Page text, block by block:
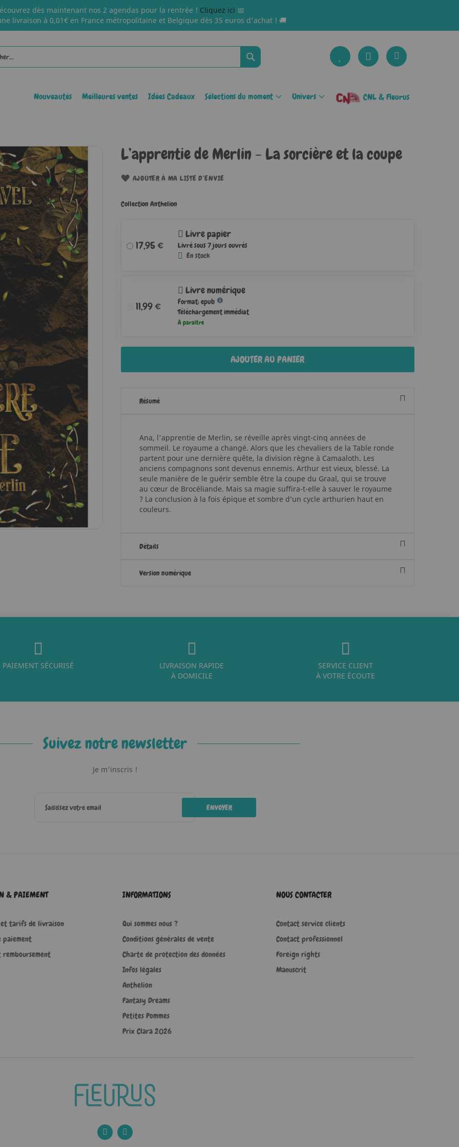
dès maintenant nos 2 agendas pour la rentrée ! Cliquez ici 📅
livraison à 0,01€ en France métropolitaine et Belgique dès 35 euros d'achat ! 🚚
Rechercher
Nouveautés Meilleures ventes Idées Cadeaux Sélections du moment Univers CNL & Fleurus
L’apprentie de Merlin - La sorcière et la coupe
AJOUTER À MA LISTE D’ENVIE
Collection Anthelion
17,95 €
Livre papier
Livré sous 7 jours ouvrés
En stock
11,99 €
Livre numérique
Format: epub
Téléchargement immédiat
À paraître
AJOUTER AU PANIER
Résumé
Ana, l'apprentie de Merlin, se réveille après vingt-cinq années de
sommeil. Le royaume a changé. Alors que les chevaliers de la Table ronde
partent pour une dernière quête, la division règne à Camaaloth. Les
anciens compagnons sont devenus ennemis. Arthur est vieux, blessé. La
seule manière de le guérir semble être la coupe du Graal, qui se trouve
au cœur de Brocéliande. Mais sa magie suffira-t-elle à sauver le royaume
? La conclusion à la fois épique et sombre d’un cycle arthurien haut en
couleurs.
Détails
Version numérique
PAIEMENT SÉCURISÉ
LIVRAISON RAPIDE
À DOMICILE
SERVICE CLIENT
À VOTRE ÉCOUTE
Suivez notre newsletter
Je m'inscris !
ENVOYER
& PAIEMENT
et tarifs de livraison
paiement
remboursement
INFORMATIONS
Qui sommes nous ?
Conditions générales de vente
Charte de protection des données
Infos légales
Anthelion
Fantasy Dreams
Petites Pommes
Prix Clara 2026
NOUS CONTACTER
Contact service clients
Contact professionnel
Foreign rights
Manuscrit